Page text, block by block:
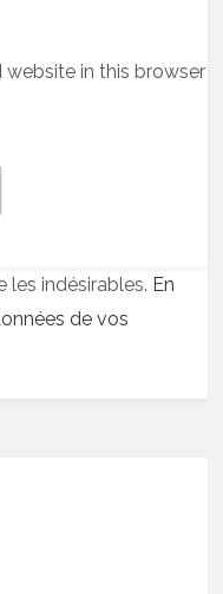
website in this browser
les indésirables. En
de vos